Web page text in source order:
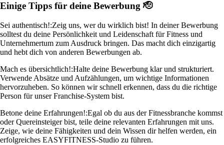
Einige Tipps für deine Bewerbung 🫡
Sei authentisch!:Zeig uns, wer du wirklich bist! In deiner Bewerbung
solltest du deine Persönlichkeit und Leidenschaft für Fitness und
Unternehmertum zum Ausdruck bringen. Das macht dich einzigartig
und hebt dich von anderen Bewerbungen ab.
Mach es übersichtlich!:Halte deine Bewerbung klar und strukturiert.
Verwende Absätze und Aufzählungen, um wichtige Informationen
hervorzuheben. So können wir schnell erkennen, dass du die richtige
Person für unser Franchise-System bist.
Betone deine Erfahrungen!:Egal ob du aus der Fitnessbranche kommst
oder Quereinsteiger bist, teile deine relevanten Erfahrungen mit uns.
Zeige, wie deine Fähigkeiten und dein Wissen dir helfen werden, ein
erfolgreiches EASYFITNESS-Studio zu führen.